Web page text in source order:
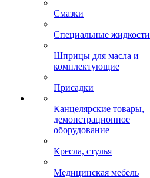
Смазки
Специальные жидкости
Шприцы для масла и
комплектующие
Присадки
Канцелярские товары,
демонстрационное
оборудование
Кресла, стулья
Медицинская мебель